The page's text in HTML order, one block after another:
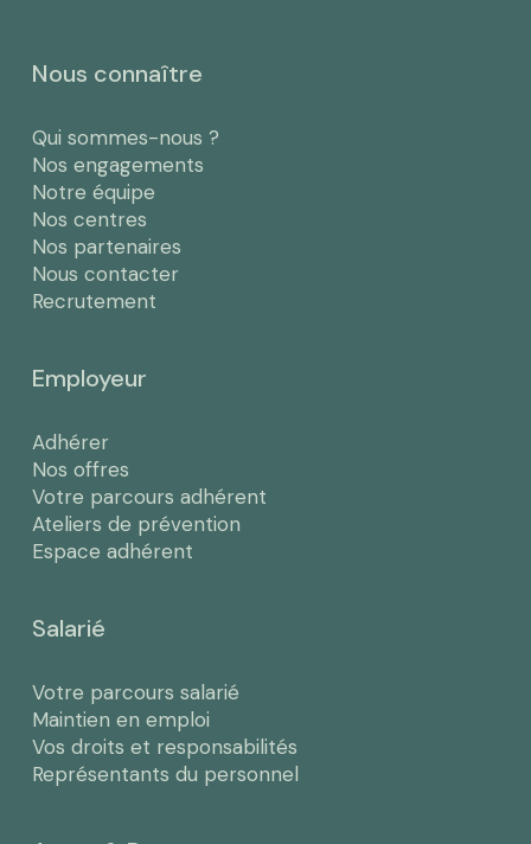
Nous connaître
Qui sommes-nous ?
Nos engagements
Notre équipe
Nos centres
Nos partenaires
Nous contacter
Recrutement
Employeur
Adhérer
Nos offres
Votre parcours adhérent
Ateliers de prévention
Espace adhérent
Salarié
Votre parcours salarié
Maintien en emploi
Vos droits et responsabilités
Représentants du personnel